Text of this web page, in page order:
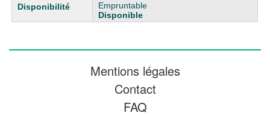
Empruntable
Disponible
Mentions légales
Contact
FAQ